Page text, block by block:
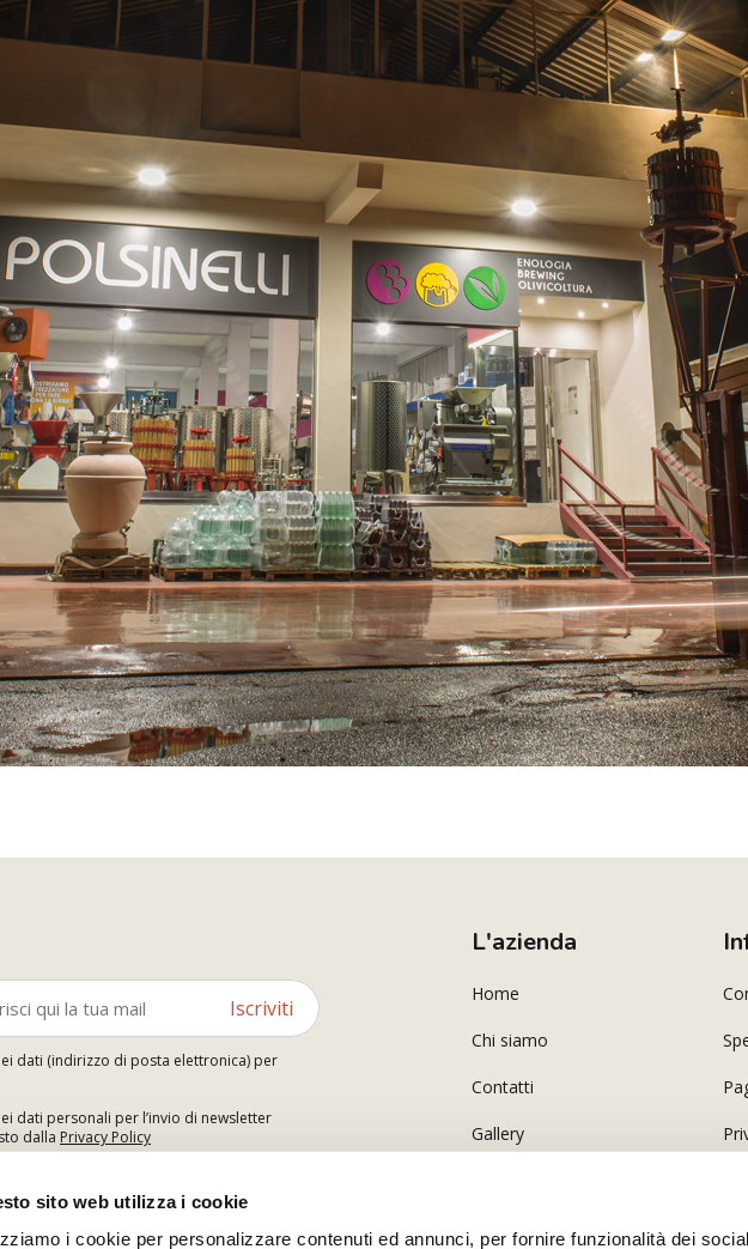
sito web utilizza i cookie
i cookie per personalizzare contenuti ed annunci, per fornire funzionalità dei
Iscriviti
dati (indirizzo di posta elettronica) per
dati personali per l’invio di newsletter
dalla Privacy Policy
L'azienda
Home
Chi siamo
Contatti
Gallery